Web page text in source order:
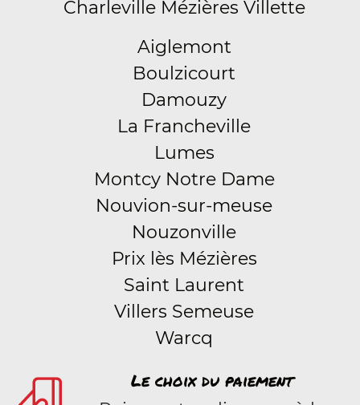
Charleville Mézières Villette
Aiglemont
Boulzicourt
Damouzy
La Francheville
Lumes
Montcy Notre Dame
Nouvion-sur-meuse
Nouzonville
Prix lès Mézières
Saint Laurent
Villers Semeuse
Warcq
Le choix du paiement